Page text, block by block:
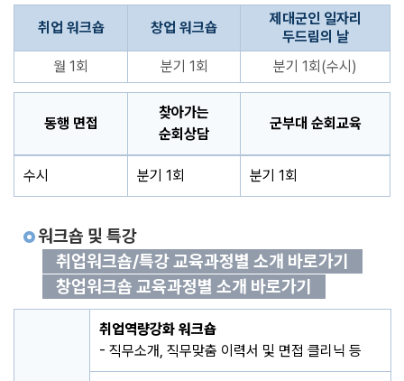
취업 워크숍 창업 워크숍
제대군인 일자리
두드림의 날
월 1회
분기 1회 분기 1회(수시)
동행 면접
찾아가는
순회상담
군부대 순회교육
수시 분기 1회 분기 1회
워크숍 및 특강
취업워크숍/특강 교육과정별 소개 바로가기
창업워크숍 교육과정별 소개 바로가기
취업역량강화 워크숍
- 직무소개, 직무맞춤 이력서 및 면접 클리닉 등